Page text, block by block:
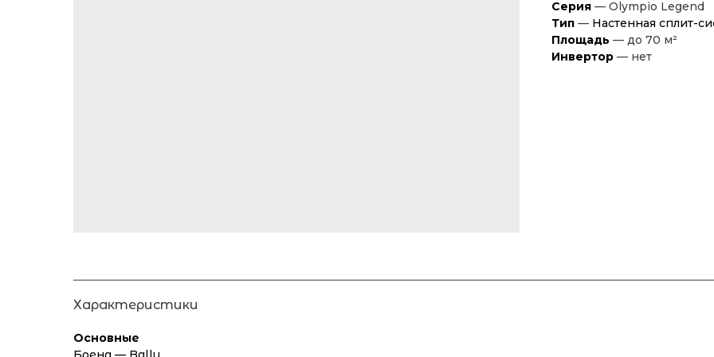
Серия — Olympio Legend
Тип — Настенная сплит-
Площадь — до 70 м²
Инвертор — нет
Характеристики
Основные